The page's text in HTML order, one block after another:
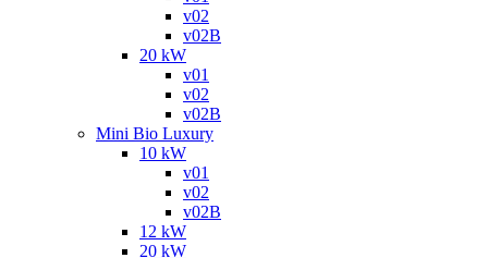
v02
v02B
20 kW
v01
v02
v02B
Mini Bio Luxury
10 kW
v01
v02
v02B
12 kW
20 kW